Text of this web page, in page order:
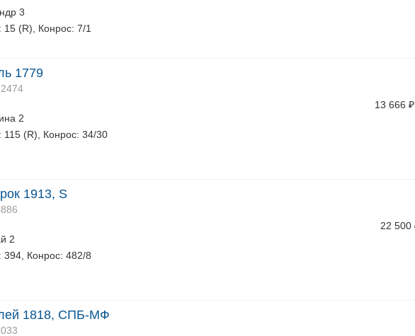
3
15 (R), Конрос: 7/1
1779
2
115 (R), Конрос: 34/30
13 666 ₽
1913, S
2
394, Конрос: 482/8
22 500
1818, СПБ-МФ